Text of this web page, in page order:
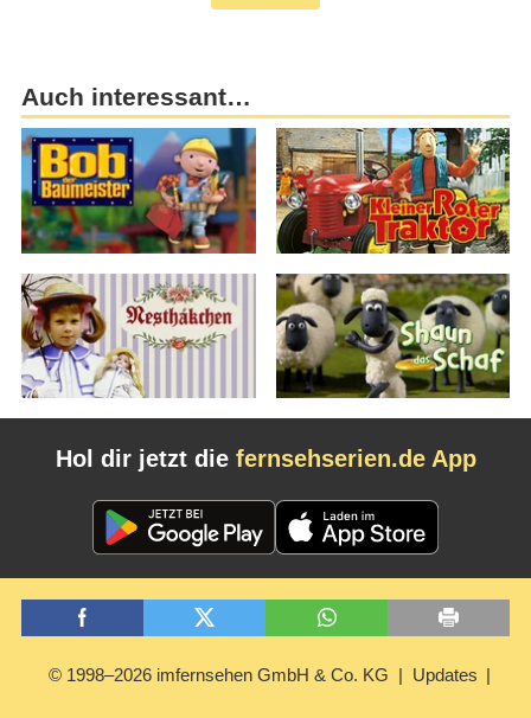
Auch interessant…
Hol dir jetzt die fernsehserien.de App
© 1998–2026 imfernsehen GmbH & Co. KG Updates